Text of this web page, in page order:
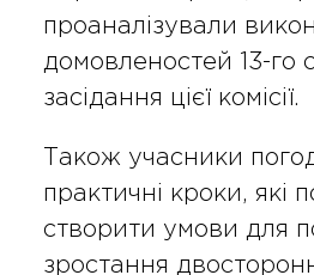
проаналізували
домовленостей 13-го
засідання цієї комісії.
Також учасники
практичні кроки, які
створити умови для
зростання